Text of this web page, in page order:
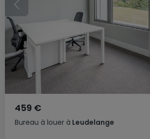
Bureau à louer à Leudelange
459 €